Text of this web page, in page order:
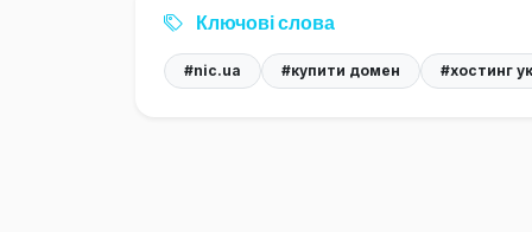
Ключові слова
#nic.ua #купити домен #хостинг